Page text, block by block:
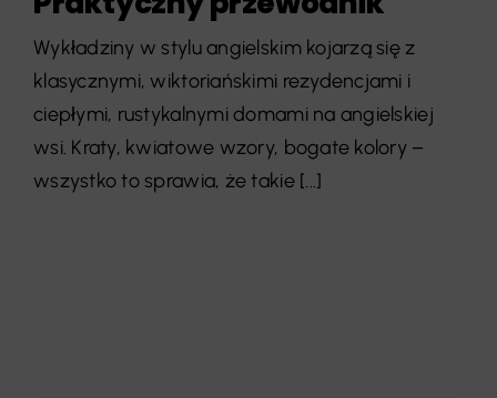
Wykładziny w stylu angielskim kojarzą się z
klasycznymi, wiktoriańskimi rezydencjami i
ciepłymi, rustykalnymi domami na angielskiej
wsi. Kraty, kwiatowe wzory, bogate kolory –
wszystko to sprawia, że takie [...]